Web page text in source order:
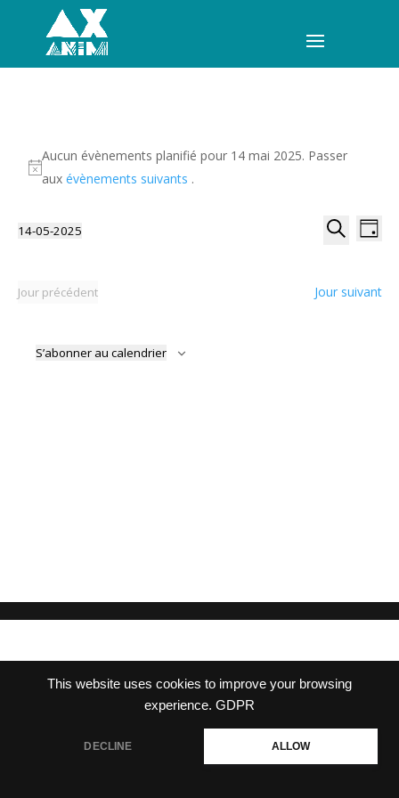
This website uses cookies to improve your browsing
experience. GDPR
DECLINE ALLOW
Aucun évènements planifié pour 14 mai 2025. Passer
auxévènements suivants .
Recherche
de
de
Jour
14-05-2025
date.
Jour précédent Jour suivant
S’abonner au calendrier